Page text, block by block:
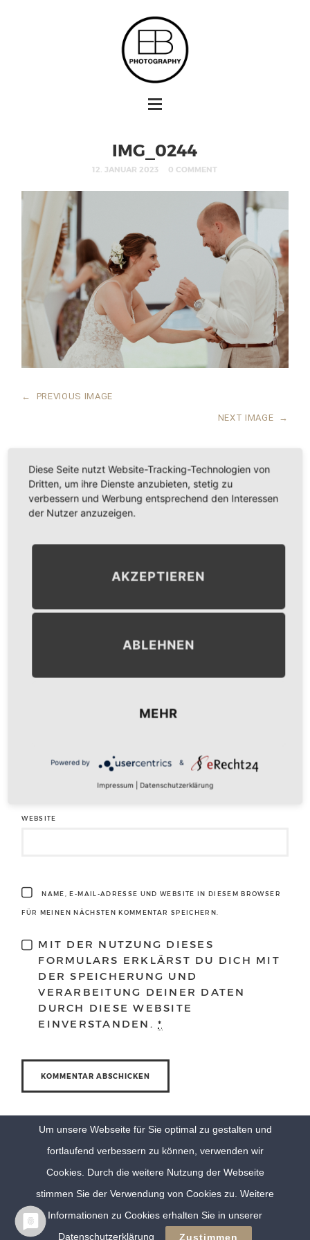
IMG_0244
12. JANUAR 2023 0 COMMENT
← PREVIOUS IMAGE
NEXT IMAGE →
LEAVE A COMMENT
E-MAIL-ADRESSE
WEBSITE
NAME, E-MAIL-ADRESSE UND WEBSITE IN DIESEM BROWSER
FÜR MEINEN NÄCHSTEN KOMMENTAR SPEICHERN.
MIT DER NUTZUNG DIESES
FORMULARS ERKLÄRST DU DICH MIT
DER SPEICHERUNG UND
VERARBEITUNG DEINER DATEN
DURCH DIESE WEBSITE
EINVERSTANDEN.*
© Eva Berten Photography | Imprint Privacy Policy
Um unsere Webseite für Sie optimal zu gestalten und
fortlaufend verbessern zu können, verwenden wir
Cookies. Durch die weitere Nutzung der Webseite
stimmen Sie der Verwendung von Cookies zu. Weitere
Informationen zu Cookies erhalten Sie in unserer
Datenschutzerklärung
Zustimmen
Diese Seite nutzt Website-Tracking-Technologien von
Dritten, um ihre Dienste anzubieten, stetig zu
verbessern und Werbung entsprechend den Interessen
der Nutzer anzuzeigen.
AKZEPTIEREN
ABLEHNEN
MEHR
Powered by &
Impressum Datenschutzerklärung